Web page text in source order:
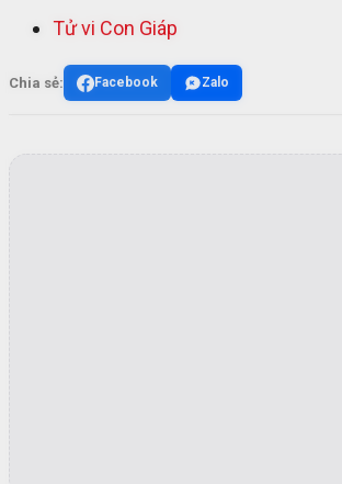
Tử vi Con Giáp
Chia sẻ: Facebook Zalo